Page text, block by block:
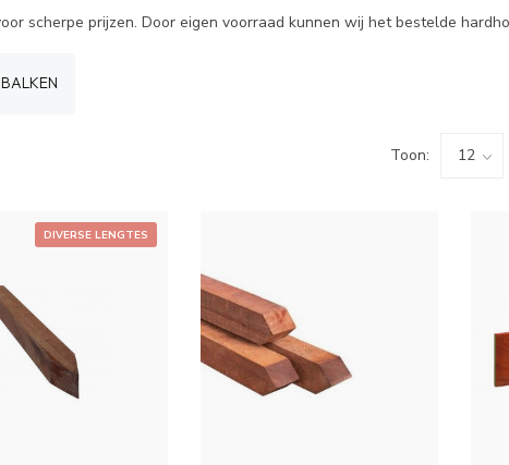
scherpe prijzen. Door eigen voorraad kunnen wij het bestelde
Toon:
DIVERSE LENGTES